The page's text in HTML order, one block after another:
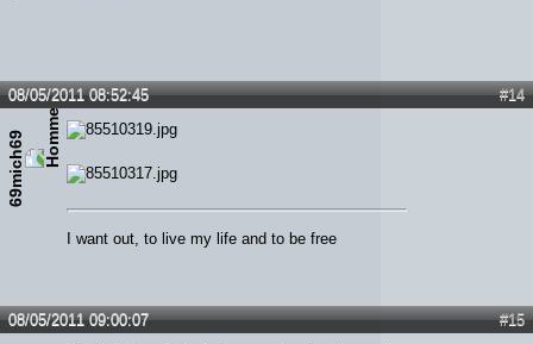
#14
08/05/2011 08:52:45
69mich69
I want out, to live my life and to be free
#15
08/05/2011 09:00:07